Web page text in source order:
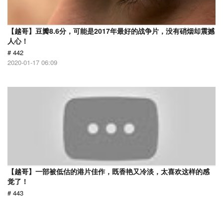
【越哥】豆瓣8.6分，可能是2017年最好的战争片，没有硝烟却震撼
人心！
# 442
2020-01-17 06:09
【越哥】一部被低估的港片佳作，既香艳又冷淡，太喜欢这样的感
觉了！
# 443